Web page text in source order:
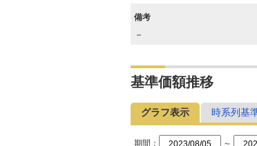
備考
－
基準価額推移
グラフ表示 時系列基
期間： ～